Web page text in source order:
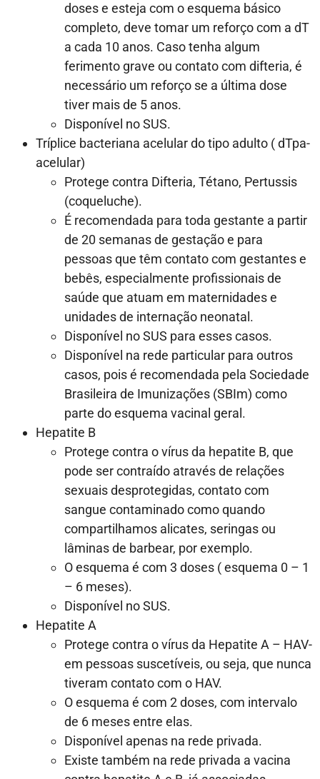
doses e esteja com o esquema básico
completo, deve tomar um reforço com a dT
a cada 10 anos. Caso tenha algum
ferimento grave ou contato com difteria, é
necessário um reforço se a última dose
tiver mais de 5 anos.
Disponível no SUS.
Tríplice bacteriana acelular do tipo adulto ( dTpa-
acelular)
Protege contra Difteria, Tétano, Pertussis
(coqueluche).
É recomendada para toda gestante a partir
de 20 semanas de gestação e para
pessoas que têm contato com gestantes e
bebês, especialmente profissionais de
saúde que atuam em maternidades e
unidades de internação neonatal.
Disponível no SUS para esses casos.
Disponível na rede particular para outros
casos, pois é recomendada pela Sociedade
Brasileira de Imunizações (SBIm) como
parte do esquema vacinal geral.
Hepatite B
Protege contra o vírus da hepatite B, que
pode ser contraído através de relações
sexuais desprotegidas, contato com
sangue contaminado como quando
compartilhamos alicates, seringas ou
lâminas de barbear, por exemplo.
O esquema é com 3 doses ( esquema 0 – 1
– 6 meses).
Disponível no SUS.
Hepatite A
Protege contra o vírus da Hepatite A – HAV-
em pessoas suscetíveis, ou seja, que nunca
tiveram contato com o HAV.
O esquema é com 2 doses, com intervalo
de 6 meses entre elas.
Disponível apenas na rede privada.
Existe também na rede privada a vacina